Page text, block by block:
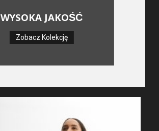
WYSOKA JAKOŚĆ
Zobacz Kolekcję